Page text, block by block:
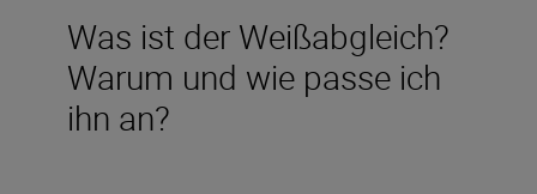
Was ist der Weißabgleich?
Warum und wie passe ich
ihn an?